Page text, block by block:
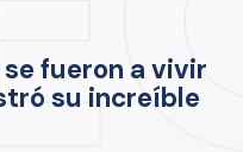
fueron a vivir
su increíble